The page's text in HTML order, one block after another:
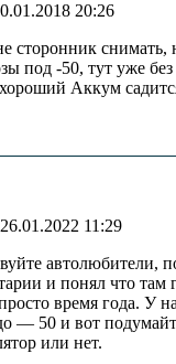
20:26
сторонник
под -50, тут уже
Аккум
11:29
автолюбители,
и понял что там
время года. У
— 50 и вот
или нет.